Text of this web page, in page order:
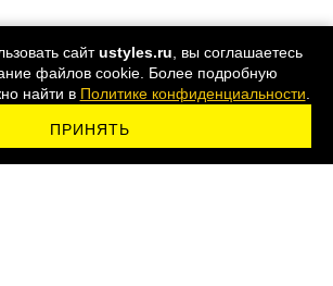
сайтustyles.ru , вы соглашаетесь
файлов cookie. Более подробную
найти в Политике конфиденциальности
ПРИНЯТЬ